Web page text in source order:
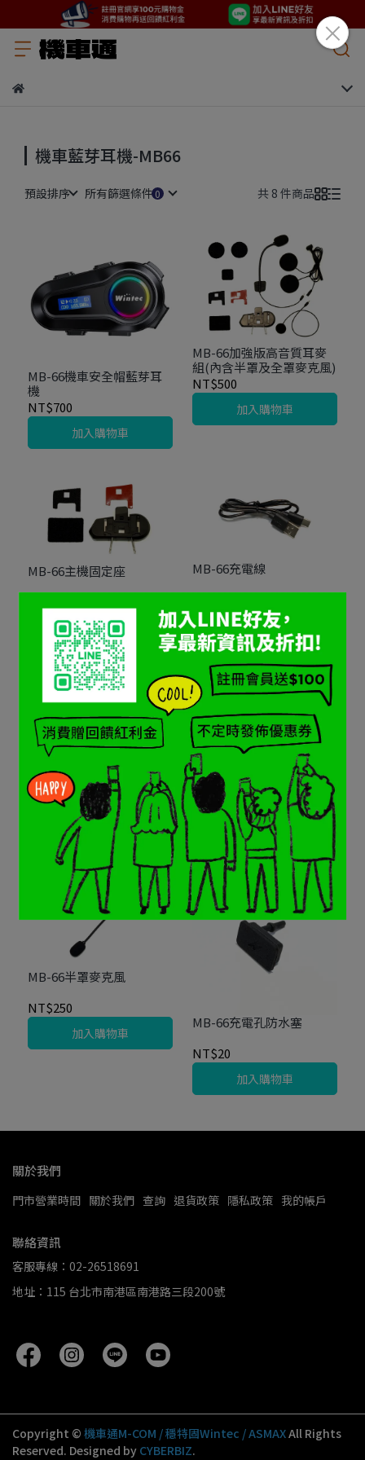
機車藍芽耳機-MB66
預設排序 所有篩選條件 共 8 件商品
MB-66機車安全帽藍芽耳
機
NT$700
加入購物車
MB-66加強版高音質耳麥
組(內含半罩及全罩麥克風)
NT$500
加入購物車
MB-66主機固定座
加入購物車
MB-66充電線
加入購物車
MB-66魔鬼氈安裝包
NT$50
加入購物車
MB-66全罩麥克風
NT$250
加入購物車
MB-66半罩麥克風
NT$250
加入購物車
MB-66充電孔防水塞
NT$20
加入購物車
關於我們
門市營業時間 關於我們 查詢 退貨政策 隱私政策 我的帳戶
聯絡資訊
客服專線：02-26518691
地址：115 台北市南港區南港路三段200號
Copyright © 機車通M-COM / 穩特固Wintec / ASMAXAll Rights
Reserved. Designed by CYBERBIZ.